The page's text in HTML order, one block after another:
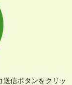
信ボタンをクリッ